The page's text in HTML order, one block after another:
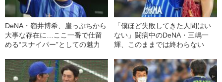
DeNA・嶺井博希、崖っぷちから
大事な存在に…ここ一番で仕留
める“スナイパー”としての魅力
「僕ほど失敗してきた人間はい
ない」闘病中のDeNA・三嶋一
輝、このままでは終わらない